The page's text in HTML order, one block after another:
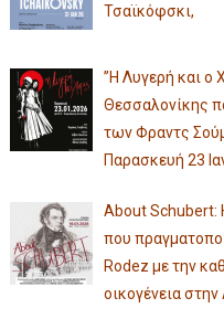
Τσαϊκόφσκι,
”Η Λυγερή και ο
Θεσσαλονίκης
των Φραντς
Παρασκευή 23
About Schubert:
που
Rodez με την
οικογένεια